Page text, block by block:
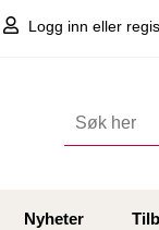
Logg inn eller
Nyheter